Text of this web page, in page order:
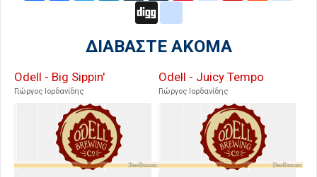
ΔΙΑΒΑΣΤΕ ΑΚΟΜΑ
Odell - Big Sippin'
Γιώργος Ιορδανίδης
Odell - Juicy Tempo
Γιώργος Ιορδανίδης